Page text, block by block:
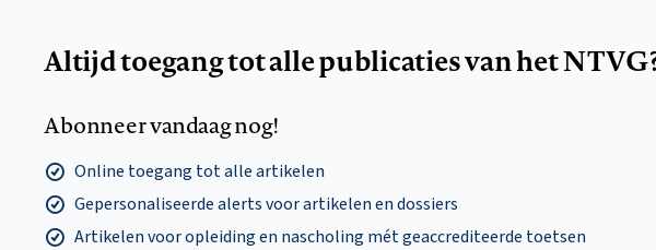
Altijd toegang tot alle publicaties van het
Abonneer vandaag nog!
Online toegang tot alle artikelen
Gepersonaliseerde alerts voor artikelen en dossiers
Artikelen voor opleiding en nascholing mét geaccrediteerde toetsen